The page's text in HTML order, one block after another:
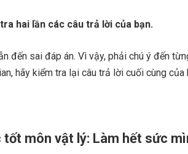
hai lần các câu trả lời của bạn.
đến sai đáp án. Vì vậy, phải chú ý đến
hãy kiểm tra lại câu trả lời cuối cùng
tốt môn vật lý: Làm hết sức